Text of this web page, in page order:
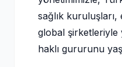
sağlık
global şirketleriyle
haklı gururunu